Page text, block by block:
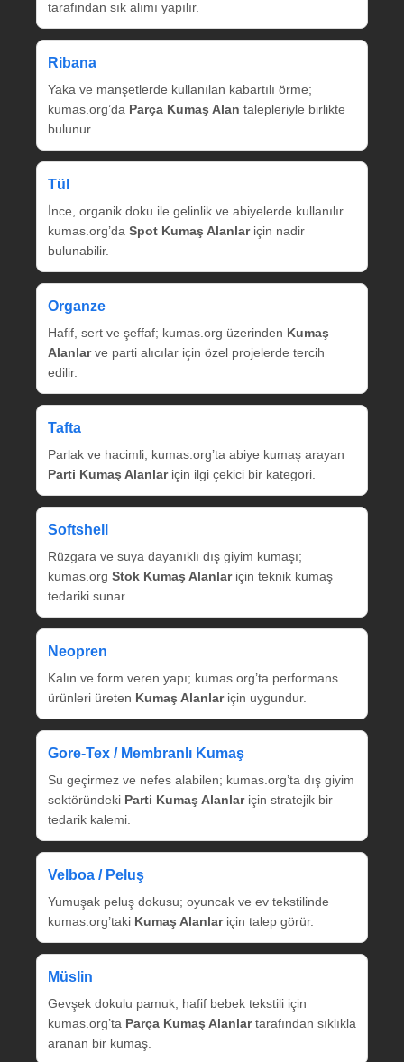
tarafından sık alımı yapılır.
Ribana
Yaka ve manşetlerde kullanılan kabartılı örme;
kumas.org’da Parça Kumaş Alan talepleriyle birlikte
bulunur.
Tül
İnce, organik doku ile gelinlik ve abiyelerde kullanılır.
kumas.org’da Spot Kumaş Alanlariçin nadir
bulunabilir.
Organze
Hafif, sert ve şeffaf; kumas.org üzerinden Kumaş
Alanlarve parti alıcılar için özel projelerde tercih
edilir.
Tafta
Parlak ve hacimli; kumas.org’ta abiye kumaş arayan
Parti Kumaş Alanlariçin ilgi çekici bir kategori.
Softshell
Rüzgara ve suya dayanıklı dış giyim kumaşı;
kumas.org Stok Kumaş Alanlariçin teknik kumaş
tedariki sunar.
Neopren
Kalın ve form veren yapı; kumas.org’ta performans
ürünleri üreten Kumaş Alanlariçin uygundur.
Gore‑Tex / Membranlı Kumaş
Su geçirmez ve nefes alabilen; kumas.org’ta dış giyim
sektöründeki Parti Kumaş Alanlariçin stratejik bir
tedarik kalemi.
Velboa / Peluş
Yumuşak peluş dokusu; oyuncak ve ev tekstilinde
kumas.org’taki Kumaş Alanlariçin talep görür.
Müslin
Gevşek dokulu pamuk; hafif bebek tekstili için
kumas.org’ta Parça Kumaş Alanlartarafından sıklıkla
aranan bir kumaş.